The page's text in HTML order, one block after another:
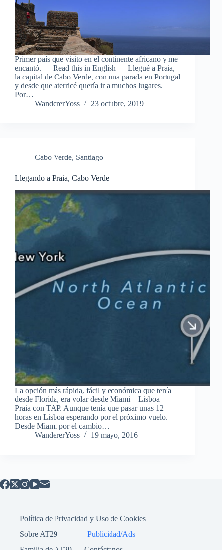
Primer país que visito en el continente africano y me
encantó. — Read this in English — Llegué a Praia,
la capital de Cabo Verde, con una parada en Portugal
y desde que aterricé quería ir a muchos lugares.
Por…
WandererYoss
23 octubre, 2019
Cabo Verde, Santiago
Llegando a Praia, Cabo Verde
La opción más rápida, fácil y económica que tenía
desde Florida, era volar desde Miami – Lisboa –
Praia con TAP. Aunque tenía que pasar unas 12
horas en Lisboa esperando por el próximo vuelo.
Desde Miami por el cambio…
WandererYoss
19 mayo, 2016
Política de Privacidad y Uso de Cookies
Sobre AT29
Publicidad/Ads